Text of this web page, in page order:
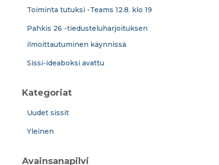
Toiminta tutuksi -Teams 12.8. klo 19
Pahkis 26 -tiedusteluharjoituksen
ilmoittautuminen käynnissä
Sissi-ideaboksi avattu
Kategoriat
Uudet sissit
Yleinen
Avainsanapilvi